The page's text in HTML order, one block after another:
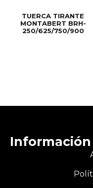
TUERCA TIRANTE
MONTABERT BRH-
250/625/750/900
Información